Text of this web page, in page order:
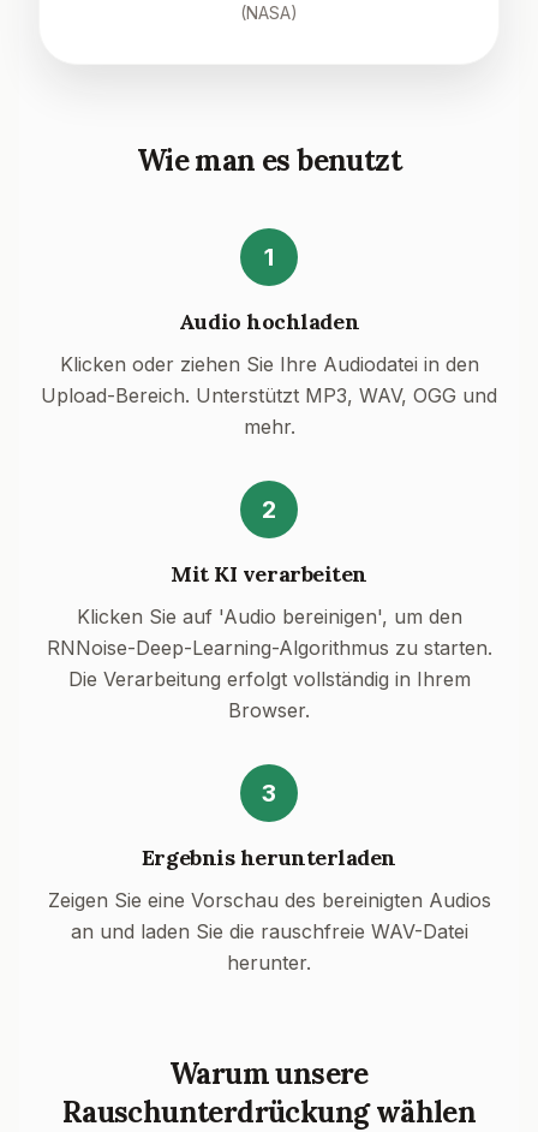
(NASA)
Wie man es benutzt
1
Audio hochladen
Klicken oder ziehen Sie Ihre Audiodatei in den
Upload-Bereich. Unterstützt MP3, WAV, OGG und
mehr.
2
Mit KI verarbeiten
Klicken Sie auf 'Audio bereinigen', um den
RNNoise-Deep-Learning-Algorithmus zu starten.
Die Verarbeitung erfolgt vollständig in Ihrem
Browser.
3
Ergebnis herunterladen
Zeigen Sie eine Vorschau des bereinigten Audios
an und laden Sie die rauschfreie WAV-Datei
herunter.
Warum unsere
Rauschunterdrückung wählen